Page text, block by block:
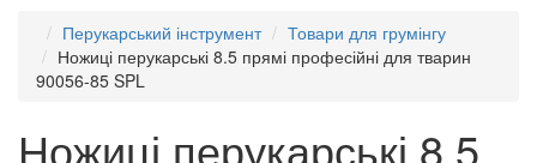
Перукарський інструмент
Товари для грумінгу
Ножиці перукарські 8.5 прямі професійні для тварин
90056-85 SPL
Ножиці перукарські 8.5